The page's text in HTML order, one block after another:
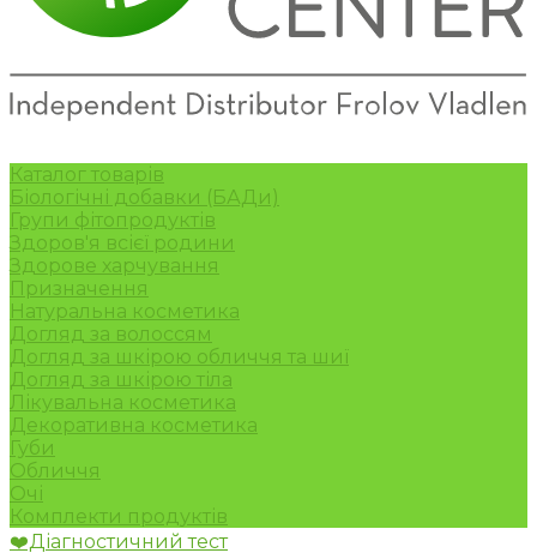
Каталог товарів
Біологічні добавки (БАДи)
Групи фітопродуктів
Здоров'я всієї родини
Здорове харчування
Призначення
Натуральна косметика
Догляд за волоссям
Догляд за шкірою обличчя та шиї
Догляд за шкірою тіла
Лікувальна косметика
Декоративна косметика
Губи
Обличчя
Очі
Комплекти продуктів
❤️Діагностичний тест